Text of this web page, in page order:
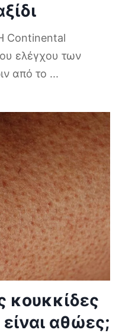
Continental
ελέγχου των
από το ...
κουκκίδες
αθώες;